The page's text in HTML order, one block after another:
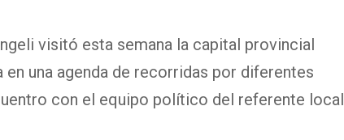
visitó esta semana la capital provincial
en una agenda de recorridas por diferentes
con el equipo político del referente local